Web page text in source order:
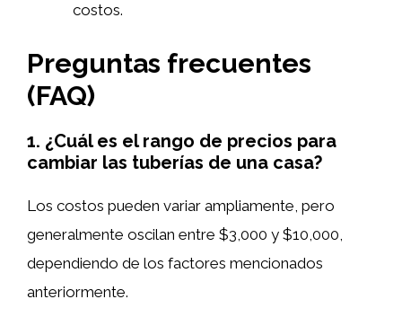
costos.
Preguntas frecuentes
(FAQ)
1. ¿Cuál es el rango de precios para
cambiar las tuberías de una casa?
Los costos pueden variar ampliamente, pero
generalmente oscilan entre $3,000 y $10,000,
dependiendo de los factores mencionados
anteriormente.